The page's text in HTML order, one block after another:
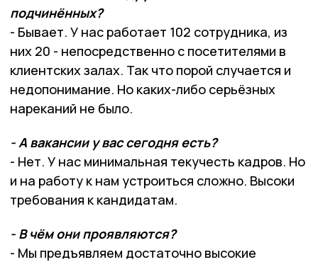
подчинённых?
- Бывает. У нас работает 102 сотрудника, из
них 20 - непосредственно с посетителями в
клиентских залах. Так что порой случается и
недопонимание. Но каких-либо серьёзных
нареканий не было.
- А вакансии у вас сегодня есть?
- Нет. У нас минимальная текучесть кадров. Но
и на работу к нам устроиться сложно. Высоки
требования к кандидатам.
- В чём они проявляются?
- Мы предъявляем достаточно высокие